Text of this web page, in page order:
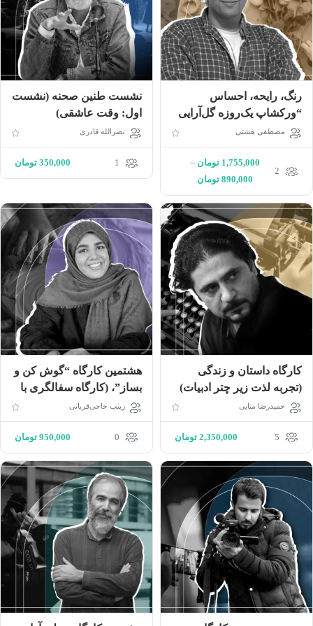
رنگ، رایحه، احساس
“ورکشاپ یک‌روزه گل‌آرایی
عمومی”
مصطفی هشتی
2
1,755,000 تومان –
890,000 تومان
نشست طنین صحنه (نشست
اول: وقت عاشقی)
نصرالله قادری
1
350,000 تومان
کارگاه داستان و زندگی
(تجربه لذت زیر چتر ادبیات)
حمیدرضا منایی
5
2,350,000 تومان
هشتمین کارگاه “گوش کن و
بساز”، (کارگاه سفالگری با
سال)
زینب حاجی‌قربانی
0
950,000 تومان